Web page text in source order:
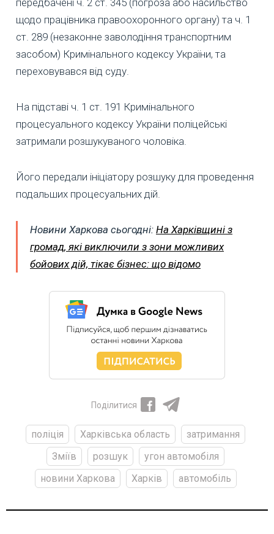
щодо працівника правоохоронного органу) та ч. 1
ст. 289 (незаконне заволодіння транспортним
засобом) Кримінального кодексу України, та
переховувався від суду.
На підставі ч. 1 ст. 191 Кримінального
процесуального кодексу України поліцейські
затримали розшукуваного чоловіка.
Його передали ініціатору розшуку для проведення
подальших процесуальних дій.
Новини Харкова сьогодні: На Харківщині з
громад, які виключили з зони можливих
бойових дій, тікає бізнес: що відомо
Поділитися
поліція Харківська область
затримання
Зміїв
розшук
угон автомобіля
новини Харкова
Харків автомобіль